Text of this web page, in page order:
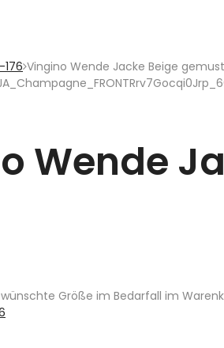
176 Vingino Wende Jacke Beige
Wende
Größe im Bedarfall im